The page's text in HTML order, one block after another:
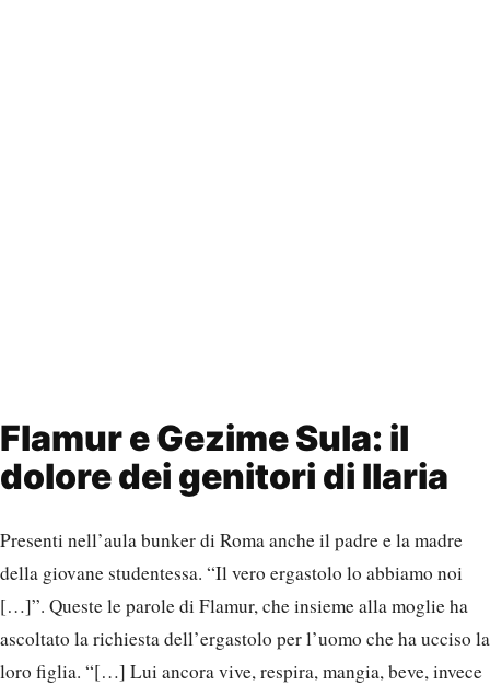
Flamur e Gezime Sula: il
dolore dei genitori di Ilaria
Presenti nell’aula bunker di Roma anche il padre e la madre
della giovane studentessa. “Il vero ergastolo lo abbiamo noi
[…]”. Queste le parole di Flamur, che insieme alla moglie ha
ascoltato la richiesta dell’ergastolo per l’uomo che ha ucciso la
loro figlia. “[…] Lui ancora vive, respira, mangia, beve, invece